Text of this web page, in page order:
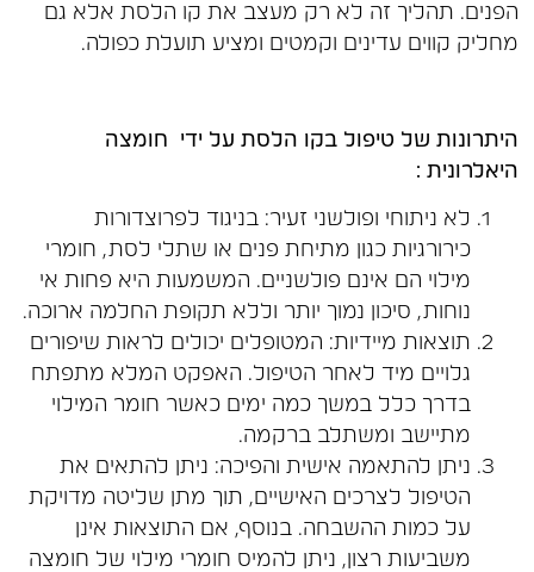
הפנים. תהליך זה לא רק מעצב את קו הלסת אלא גם
מחליק קווים עדינים וקמטים ומציע תועלת כפולה.
היתרונות של טיפול בקו הלסת על ידי חומצה
היאלרונית :
לא ניתוחי ופולשני זעיר: בניגוד לפרוצדורות
כירורגיות כגון מתיחת פנים או שתלי לסת, חומרי
מילוי הם אינם פולשניים. המשמעות היא פחות אי
נוחות, סיכון נמוך יותר וללא תקופת החלמה ארוכה.
תוצאות מיידיות: המטופלים יכולים לראות שיפורים
גלויים מיד לאחר הטיפול. האפקט המלא מתפתח
בדרך כלל במשך כמה ימים כאשר חומר המילוי
מתיישב ומשתלב ברקמה.
ניתן להתאמה אישית והפיכה: ניתן להתאים את
הטיפול לצרכים האישיים, תוך מתן שליטה מדויקת
על כמות ההשבחה. בנוסף, אם התוצאות אינן
משביעות רצון, ניתן להמיס חומרי מילוי של חומצה